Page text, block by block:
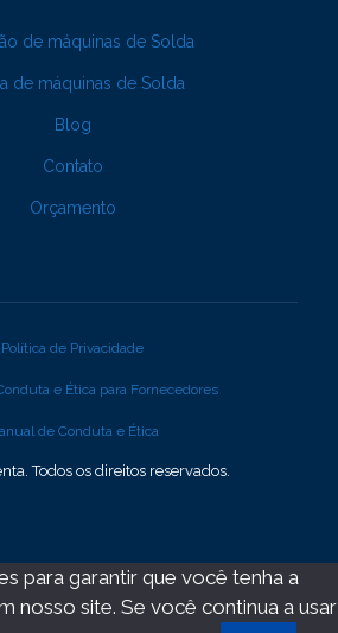
de máquinas de Solda
de máquinas de Solda
Blog
Contato
Orçamento
Todos os direitos reservados.
Política de Privacidade
e Ética para Fornecedores
de Conduta e Ética
para garantir que você tenha a
nosso site. Se você continua a usar